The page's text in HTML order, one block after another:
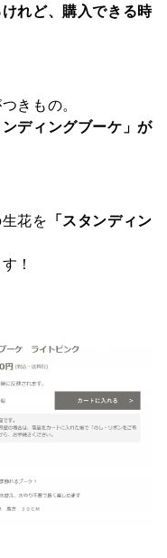
れど、購入できる時
きもの。
ンディングブーケ」が
花を 「スタンディン
！